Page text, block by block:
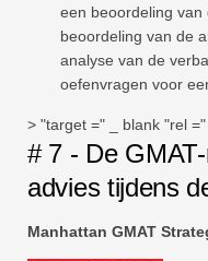
een beoordeling
beoordeling van de
analyse van de
oefenvragen voor
> "target =" _ blank "rel
# 7 - De
advies tijdens
Manhattan GMAT